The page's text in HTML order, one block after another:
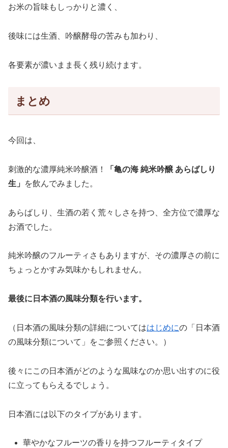
お米の旨味もしっかりと濃く、
後味には生酒、吟醸酵母の苦みも加わり、
各要素が濃いまま長く残り続けます。
まとめ
今回は、
刺激的な濃厚純米吟醸酒！ 「 亀の海 純米吟醸 あらばしり
生 」 を飲んでみました。
あらばしり、生酒の若く荒々しさを持つ、全方位で濃厚な
お酒でした。
純米吟醸のフルーティさもありますが、その濃厚さの前に
ちょっとかすみ気味かもしれません。
最後に日本酒の風味分類を行います。
（日本酒の風味分類の詳細についてははじめにの「日本酒
の風味分類について」をご参照ください。）
後々にこの日本酒がどのような風味なのか思い出すのに役
に立ってもらえるでしょう。
日本酒には以下のタイプがあります。
華やかなフルーツの香りを持つフルーティタイプ